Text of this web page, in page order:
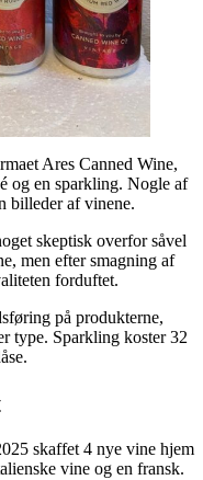
Ares Canned Wine,
og en sparkling. Nogle af
billeder af vinene.
skeptisk overfor såvel
men efter smagning af
forduftet.
på produkterne,
type. Sparkling koster 32
skaffet 4 nye vine hjem
vine og en fransk.